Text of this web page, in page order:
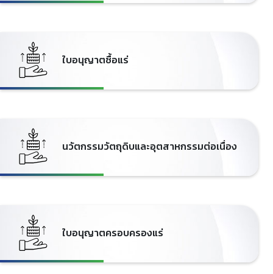
ใบอนุญาตซื้อแร่
นวัตกรรมวัตถุดิบและอุตสาหกรรมต่อเนื่อง
ใบอนุญาตครอบครองแร่